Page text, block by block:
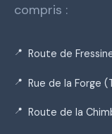
compris :
Route de
Rue de la Forge
Route de la